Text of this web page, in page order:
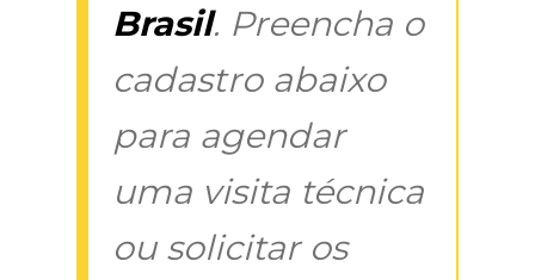
Brasil. Preencha o
cadastro abaixo
para agendar
uma visita técnica
ou solicitar os